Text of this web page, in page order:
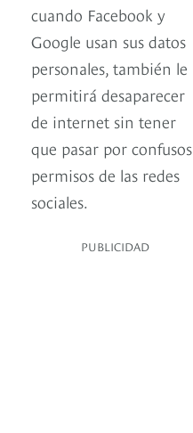
cuando Facebook y
Google usan sus datos
personales, también le
permitirá desaparecer
de internet sin tener
que pasar por confusos
permisos de las redes
sociales.
PUBLICIDAD